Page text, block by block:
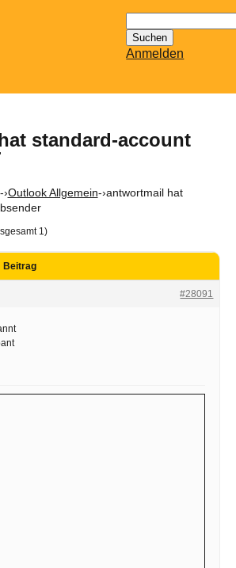
nach:
Anmelden
standard-account
-›Outlook Allgemein-›antwortmail hat
1)
Beitrag
#28091
den